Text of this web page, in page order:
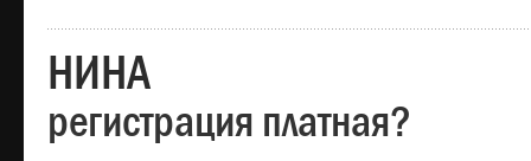
НИНА
регистрация платная?